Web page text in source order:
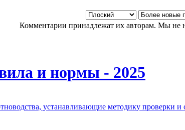
Комментарии принадлежат их авторам. Мы не
и нормы - 2025
устанавливающие методику